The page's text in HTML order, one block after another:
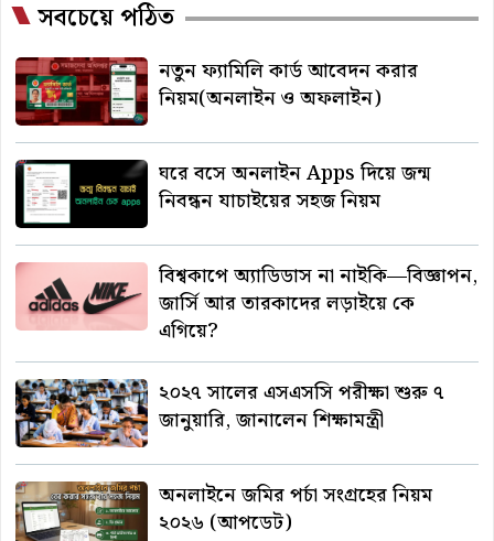
সবচেয়ে পঠিত
নতুন ফ্যামিলি কার্ড আবেদন করার
নিয়ম(অনলাইন ও অফলাইন)
ঘরে বসে অনলাইন Apps দিয়ে জন্ম
নিবন্ধন যাচাইয়ের সহজ নিয়ম
বিশ্বকাপে অ্যাডিডাস না নাইকি—বিজ্ঞাপন,
জার্সি আর তারকাদের লড়াইয়ে কে
এগিয়ে?
২০২৭ সালের এসএসসি পরীক্ষা শুরু ৭
জানুয়ারি, জানালেন শিক্ষামন্ত্রী
অনলাইনে জমির পর্চা সংগ্রহের নিয়ম
২০২৬ (আপডেট)